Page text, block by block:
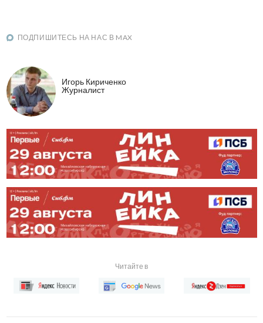
ПОДПИШИТЕСЬ НА НАС В MAX
Игорь Кириченко
Журналист
Читайте в